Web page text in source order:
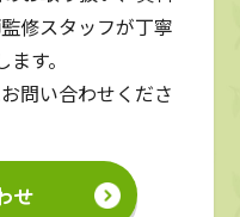
修スタッフが丁寧
す。
問い合わせくださ
せ